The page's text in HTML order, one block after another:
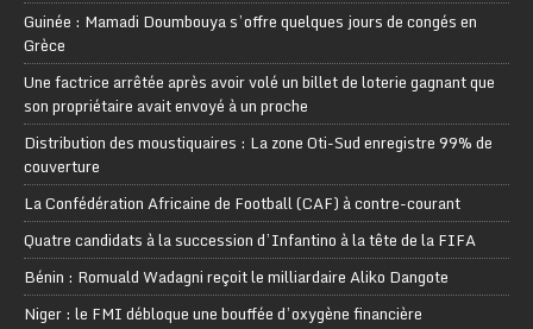
Guinée : Mamadi Doumbouya s’offre quelques jours de congés en
Grèce
Une factrice arrêtée après avoir volé un billet de loterie gagnant que
son propriétaire avait envoyé à un proche
Distribution des moustiquaires : La zone Oti-Sud enregistre 99% de
couverture
La Confédération Africaine de Football (CAF) à contre-courant
Quatre candidats à la succession d’Infantino à la tête de la FIFA
Bénin : Romuald Wadagni reçoit le milliardaire Aliko Dangote
Niger : le FMI débloque une bouffée d’oxygène financière